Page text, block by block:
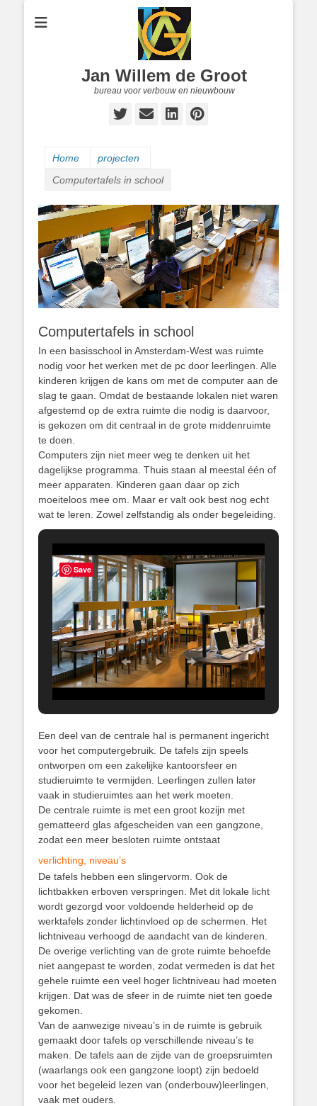
Jan Willem de Groot
bureau voor verbouw en nieuwbouw
Twitter
E-
LinkedIn
Pinterest
Home
projecten
Computertafels in school
Computertafels in school
In een basisschool in Amsterdam-West was ruimte
nodig voor het werken met de pc door leerlingen. Alle
kinderen krijgen de kans om met de computer aan de
slag te gaan. Omdat de bestaande lokalen niet waren
afgestemd op de extra ruimte die nodig is daarvoor,
is gekozen om dit centraal in de grote middenruimte
te doen.
Computers zijn niet meer weg te denken uit het
dagelijkse programma. Thuis staan al meestal één of
meer apparaten. Kinderen gaan daar op zich
moeiteloos mee om. Maar er valt ook best nog echt
wat te leren. Zowel zelfstandig als onder begeleiding.
Een deel van de centrale hal is permanent ingericht
voor het computergebruik. De tafels zijn speels
ontworpen om een zakelijke kantoorsfeer en
studieruimte te vermijden. Leerlingen zullen later
vaak in studieruimtes aan het werk moeten.
De centrale ruimte is met een groot kozijn met
gematteerd glas afgescheiden van een gangzone,
zodat een meer besloten ruimte ontstaat
verlichting, niveau’s
De tafels hebben een slingervorm. Ook de
lichtbakken erboven verspringen. Met dit lokale licht
wordt gezorgd voor voldoende helderheid op de
werktafels zonder lichtinvloed op de schermen. Het
lichtniveau verhoogd de aandacht van de kinderen.
De overige verlichting van de grote ruimte behoefde
niet aangepast te worden, zodat vermeden is dat het
gehele ruimte een veel hoger lichtniveau had moeten
krijgen. Dat was de sfeer in de ruimte niet ten goede
gekomen.
Van de aanwezige niveau’s in de ruimte is gebruik
gemaakt door tafels op verschillende niveau’s te
maken. De tafels aan de zijde van de groepsruimten
(waarlangs ook een gangzone loopt) zijn bedoeld
voor het begeleid lezen van (onderbouw)leerlingen,
vaak met ouders.
Save